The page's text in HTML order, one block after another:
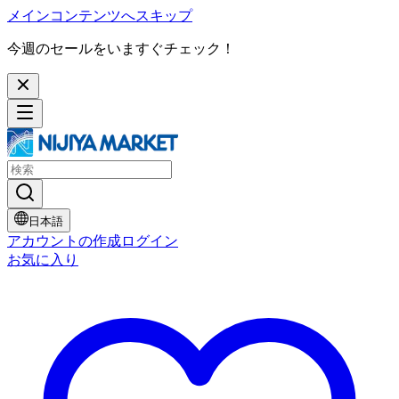
メインコンテンツへスキップ
今週のセールをいますぐチェック！
日本語
アカウントの作成ログイン
お気に入り